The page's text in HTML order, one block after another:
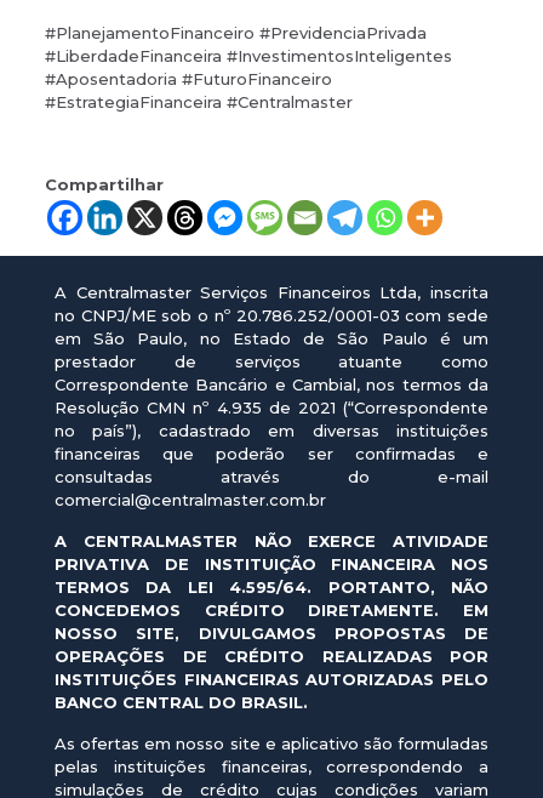
#PlanejamentoFinanceiro #PrevidenciaPrivada
#LiberdadeFinanceira #InvestimentosInteligentes
#Aposentadoria #FuturoFinanceiro
#EstrategiaFinanceira #Centralmaster
Compartilhar
A Centralmaster Serviços Financeiros Ltda, inscrita
no CNPJ/ME sob o nº 20.786.252/0001-03 com sede
em São Paulo, no Estado de São Paulo é um
prestador de serviços atuante como
Correspondente Bancário e Cambial, nos termos da
Resolução CMN nº 4.935 de 2021 (“Correspondente
no país”), cadastrado em diversas instituições
financeiras que poderão ser confirmadas e
consultadas através do e-mail
comercial@centralmaster.com.br
A CENTRALMASTER NÃO EXERCE ATIVIDADE
PRIVATIVA DE INSTITUIÇÃO FINANCEIRA NOS
TERMOS DA LEI 4.595/64. PORTANTO, NÃO
CONCEDEMOS CRÉDITO DIRETAMENTE. EM
NOSSO SITE, DIVULGAMOS PROPOSTAS DE
OPERAÇÕES DE CRÉDITO REALIZADAS POR
INSTITUIÇÕES FINANCEIRAS AUTORIZADAS PELO
BANCO CENTRAL DO BRASIL.
As ofertas em nosso site e aplicativo são formuladas
pelas instituições financeiras, correspondendo a
simulações de crédito cujas condições variam